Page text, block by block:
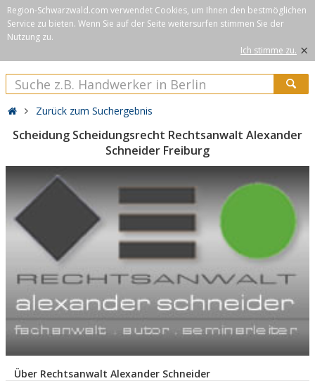
Region-Schwarzwald.com verwendet Cookies, um Ihnen den bestmöglichen
Service zu bieten. Wenn Sie auf der Seite weitersurfen stimmen Sie der
Nutzung zu.
Ich stimme zu. ×
Zurück zum Suchergebnis
Scheidung Scheidungsrecht Rechtsanwalt Alexander
Schneider Freiburg
Über Rechtsanwalt Alexander Schneider